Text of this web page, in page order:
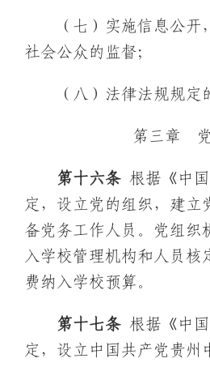
（七）实施信息公
社会公众的监督；
（八）法律法规规定
第三章
第十六条 根据《中
定，设立党的组织，建立
备党务工作人员。党组织
入学校管理机构和人员核
费纳入学校预算。
第十七条 根据《中
定，设立中国共产党贵州